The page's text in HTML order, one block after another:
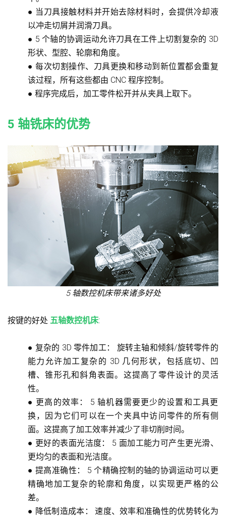
● 当刀具接触材料并开始去除材料时，会提供冷却液
以冲走切屑并润滑刀具。
● 5 个轴的协调运动允许刀具在工件上切割复杂的 3D
形状、型腔、轮廓和角度。
● 每次切割操作、刀具更换和移动到新位置都会重复
该过程，所有这些都由 CNC 程序控制。
● 程序完成后，加工零件松开并从夹具上取下。
5 轴铣床的优势
5 轴数控机床带来诸多好处
按键的好处 五轴数控机床:
● 复杂的 3D 零件加工：
旋转主轴和倾斜/旋转零件的
能力允许加工复杂的 3D 几何形状，包括底切、凹
槽、锥形孔和斜角表面。这提高了零件设计的灵活
性。
● 更高的效率：
5 轴机器需要更少的设置和工具更
换，因为它们可以在一个夹具中访问零件的所有侧
面。这提高了加工效率并减少了非切削时间。
● 更好的表面光洁度：
5 面加工能力可产生更光滑、
更均匀的表面和光洁度。
● 提高准确性：
5 个精确控制的轴的协调运动可以更
精确地加工复杂的轮廓和角度，以实现更严格的公
差。
● 降低制造成本：
速度、效率和准确性的优势转化为